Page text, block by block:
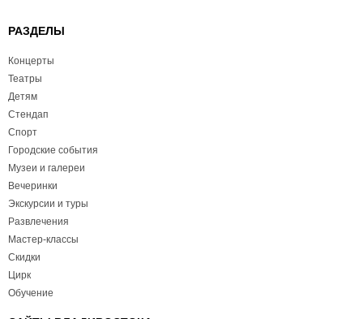
РАЗДЕЛЫ
Концерты
Театры
Детям
Стендап
Спорт
Городские события
Музеи и галереи
Вечеринки
Экскурсии и туры
Развлечения
Мастер-классы
Скидки
Цирк
Обучение